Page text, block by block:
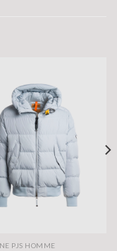
PJS HOMME